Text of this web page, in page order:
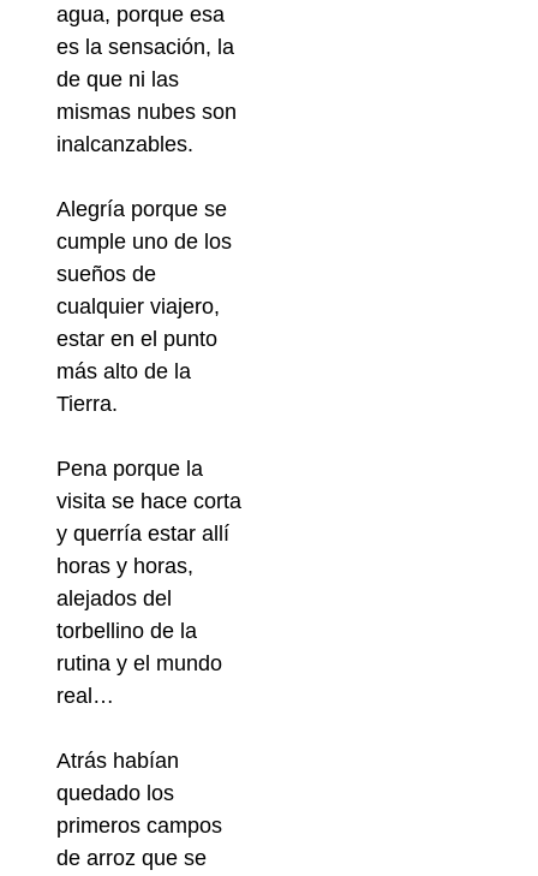
agua, porque esa
es la sensación, la
de que ni las
mismas nubes son
inalcanzables.
Alegría porque se
cumple uno de los
sueños de
cualquier viajero,
estar en el punto
más alto de la
Tierra.
Pena porque la
visita se hace corta
y querría estar allí
horas y horas,
alejados del
torbellino de la
rutina y el mundo
real…
Atrás habían
quedado los
primeros campos
de arroz que se